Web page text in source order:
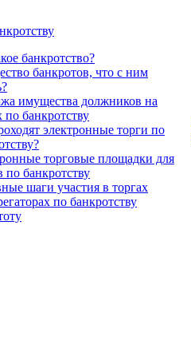
банкротство?
банкротов, что с ним
имущества должников на
по банкротству
электронные торги по
торговые площадки для
по банкротству
шаги участия в торгах
по банкротству